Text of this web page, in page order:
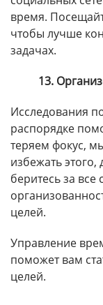
время.
чтобы лучше
задачах.
13.
Исследования
распорядке
теряем фокус,
избежать этого,
беритесь за все
целей.
Управление
поможет вам
целей.